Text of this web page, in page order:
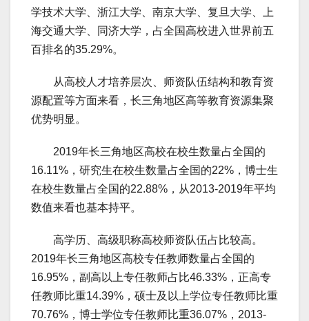
学技术大学、浙江大学、南京大学、复旦大学、上
海交通大学、同济大学，占全国高校进入世界前五
百排名的35.29%。
从高校人才培养层次、师资队伍结构和教育资
源配置等方面来看，长三角地区高等教育资源集聚
优势明显。
2019年长三角地区高校在校生数量占全国的
16.11%，研究生在校生数量占全国的22%，博士生
在校生数量占全国的22.88%，从2013-2019年平均
数值来看也基本持平。
高学历、高级职称高校师资队伍占比较高。
2019年长三角地区高校专任教师数量占全国的
16.95%，副高以上专任教师占比46.33%，正高专
任教师比重14.39%，硕士及以上学位专任教师比重
70.76%，博士学位专任教师比重36.07%，2013-